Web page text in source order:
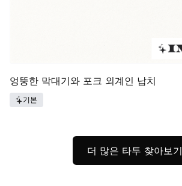
엉뚱한 막대기와 포크 외계인 납치
기본
더 많은 타투 찾아보기